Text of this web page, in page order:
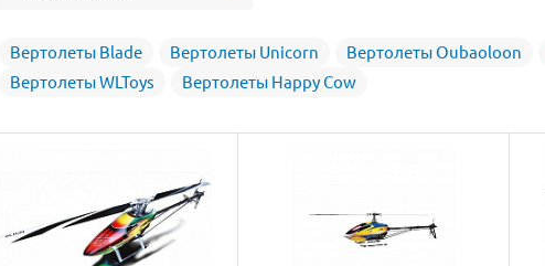
Вертолеты Blade Вертолеты Unicorn Вертолеты Oubaoloon
Вертолеты WLToys
Вертолеты Happy Cow